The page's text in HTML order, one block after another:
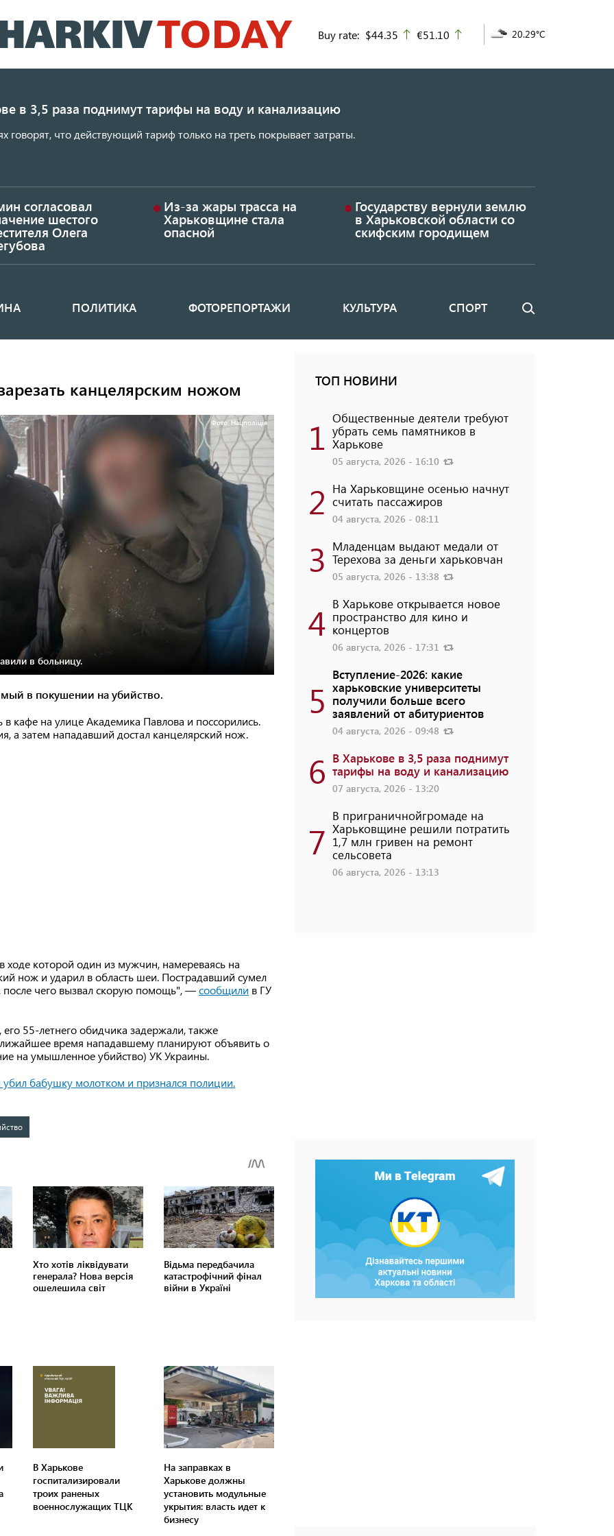
к
основному
Buy rate: $44.35 up
€51.10 20.29°C
в 3,5 раза поднимут тарифы на воду и канализацию
говорят, что действующий тариф только на треть покрывает затраты.
согласовал
шестого
Олега
Из-за жары трасса на
Харьковщине стала
опасной
Государству вернули землю
в Харьковской области со
скифским городищем
ПОЛИТИКА ФОТОРЕПОРТАЖИ КУЛЬТУРА СПОРТ Поиск
канцелярским ножом
Фото: Нацполіція
в больницу.
в покушении на убийство.
кафе на улице Академика Павлова и поссорились.
а затем нападавший достал канцелярский нож.
ходе которой один из мужчин, намереваясь на
нож и ударил в область шеи. Пострадавший сумел
после чего вызвал скорую помощь", —сообщили в ГУ
55-летнего обидчика задержали, также
время нападавшему планируют объявить о
на умышленное убийство) УК Украины.
убил бабушку молотком и признался полиции.
В Харькове
госпитализировали
троих раненых
военнослужащих ТЦК
На заправках в
Харькове должны
установить модульные
укрытия: власть идет к
бизнесу
ТОП НОВИНИ
1 Общественные деятели требуют
убрать семь памятников в
Харькове
05 августа, 2026 - 16:10
2 На Харьковщине осенью начнут
считать пассажиров
04 августа, 2026 - 08:11
3 Младенцам выдают медали от
Терехова за деньги харьковчан
05 августа, 2026 - 13:38
4 В Харькове открывается новое
пространство для кино и
концертов
06 августа, 2026 - 17:31
5
Вступление-2026: какие
харьковские университеты
получили больше всего
заявлений от абитуриентов
04 августа, 2026 - 09:48
6 В Харькове в 3,5 раза поднимут
тарифы на воду и канализацию
07 августа, 2026 - 13:20
7
В приграничнойгромаде на
Харьковщине решили потратить
1,7 млн ​​гривен на ремонт
сельсовета
06 августа, 2026 - 13:13